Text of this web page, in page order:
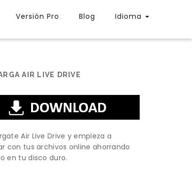
Versión Pro Blog Idioma
AIR LIVE DRIVE
Air Live Drive y empieza a
con tus archivos online ahorrando
en tu disco duro.